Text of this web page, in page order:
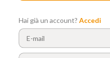
Hai già un account? Accedi